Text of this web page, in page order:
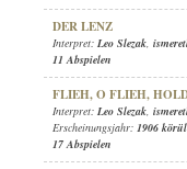
DER LENZ
Interpret: Leo Slezak,
11 Abspielen
FLIEH, O FLIEH,
Interpret: Leo Slezak,
Erscheinungsjahr: 1906 körül
17 Abspielen